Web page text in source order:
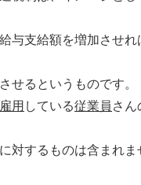
与支給額を増加させれ
せるというものです。
雇用 している従業員 さ
対するものは含まれま